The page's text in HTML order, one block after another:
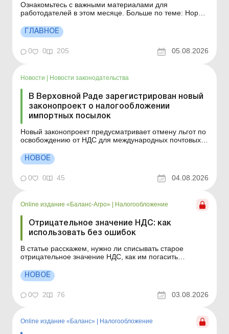
Ознакомьтесь с важными материалами для
работодателей в этом месяце. Больше по теме: Нормы
Ответственность за нарушение законодательства о
труде Не облагаемые налогом размеры доходов,
зависящие от МЗП и ПМ Также может быть полезным:
Важное в июл...
ГЛАВНОЕ
0 0 205 05.08.2026
Новости | Новости законодательства
В Верховной Раде зарегистрирован новый
законопроект о налогообложении
импортных посылок
Новый законопроект предусматривает отмену льгот по
освобождению от НДС для международных почтовых
частные бесплатные подарки стоимостью до 45 евро и
дальше не будут облагаться налогом. Больше по теме:
Предприниматель продает товары на международном
...
НОВОЕ
0 0 45 04.08.2026
Online издание «Баланс-Агро» Налогообложение
Отрицательное значение НДС: как
использовать без ошибок
В статье расскажем, нужно ли списывать старое
отрицательное значение НДС, как им погасить
НДС только ради налоговой нагрузки. 1. Нужно ли
списывать отрицательное значение НДС, которому уже
более 1 095 дней? Отметка «более трех лет» част...
НОВОЕ
0 2 76 03.08.2026
Online издание «Баланс» Налогообложение